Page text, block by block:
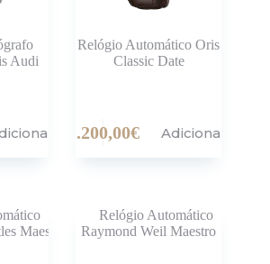
Audi
Relógio Automático Oris
Classic Date
1.200,00€ Adicionar